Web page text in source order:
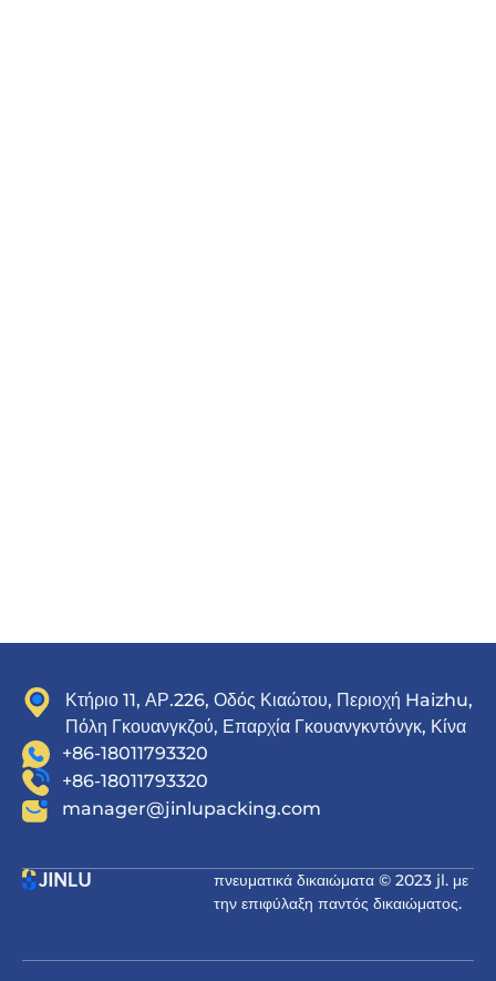
Κτήριο 11, ΑΡ.226, Οδός Κιαώτου, Περιοχή Haizhu,
Πόλη Γκουανγκζού, Επαρχία Γκουανγκντόνγκ, Κίνα
+86-18011793320
+86-18011793320
manager@jinlupacking.com
πνευματικά δικαιώματα © 2023 jl. με
την επιφύλαξη παντός δικαιώματος.